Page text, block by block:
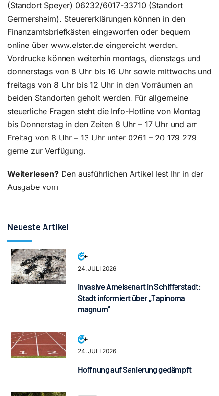
(Standort Speyer) 06232/6017-33710 (Standort
Germersheim). Steuererklärungen können in den
Finanzamtsbriefkästen eingeworfen oder bequem
online über www.elster.de eingereicht werden.
Vordrucke können weiterhin montags, dienstags und
donnerstags von 8 Uhr bis 16 Uhr sowie mittwochs und
freitags von 8 Uhr bis 12 Uhr in den Vorräumen an
beiden Standorten geholt werden. Für allgemeine
steuerliche Fragen steht die Info-Hotline von Montag
bis Donnerstag in den Zeiten 8 Uhr – 17 Uhr und am
Freitag von 8 Uhr – 13 Uhr unter 0261 – 20 179 279
gerne zur Verfügung.
Weiterlesen? Den ausführlichen Artikel lest Ihr in der
Ausgabe vom
Neueste Artikel
24. JULI 2026
Invasive Ameisenart in Schifferstadt:
Stadt informiert über „Tapinoma
magnum“
24. JULI 2026
Hoffnung auf Sanierung gedämpft